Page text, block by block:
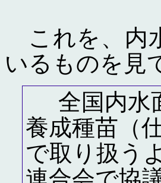
これを、内
いるものを見
全国内水
養成種苗（
で取り扱う